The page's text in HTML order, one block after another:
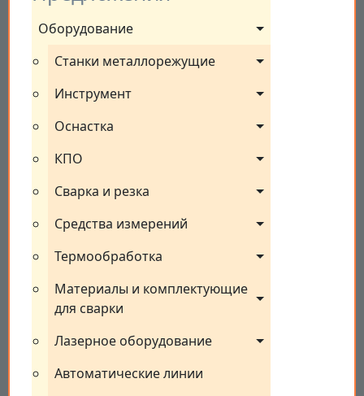
Оборудование
Станки металлорежущие
Инструмент
Оснастка
КПО
Сварка и резка
Средства измерений
Термообработка
Материалы и комплектующие
для сварки
Лазерное оборудование
Автоматические линии